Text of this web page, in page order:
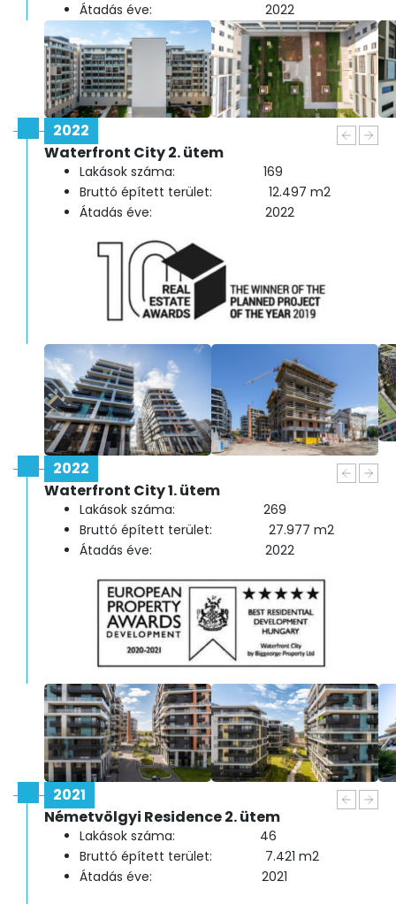
Átadás éve: 2022
2022
Waterfront City 2. ütem
Lakások száma: 169
Bruttó épített terület: 12.497 m2
Átadás éve: 2022
2022
Waterfront City 1. ütem
Lakások száma: 269
Bruttó épített terület: 27.977 m2
Átadás éve: 2022
2021
Németvölgyi Residence 2. ütem
Lakások száma: 46
Bruttó épített terület: 7.421 m2
Átadás éve: 2021